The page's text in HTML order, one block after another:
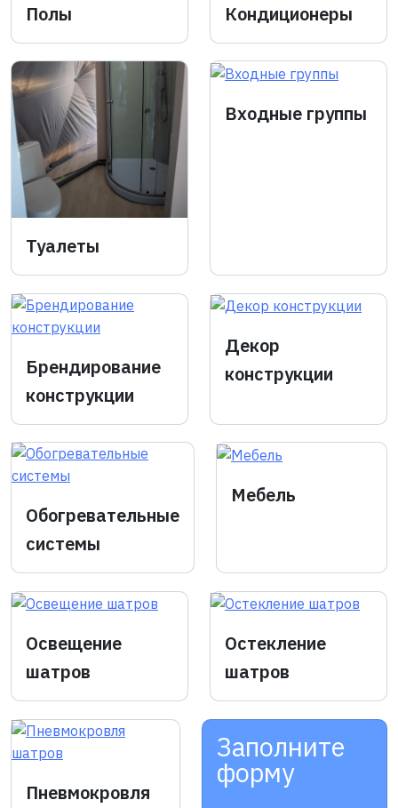
Полы Кондиционеры
Туалеты
Входные группы
Брендирование
конструкции
Декор
конструкции
Обогревательные
системы
Мебель
Освещение
шатров
Остекление
шатров
Пневмокровля
Заполните
форму